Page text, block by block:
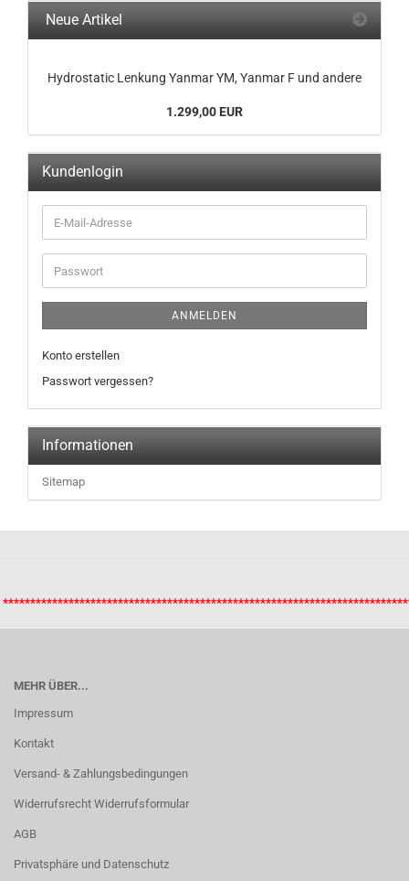
Neue Artikel
Hydrostatic Lenkung Yanmar YM, Yanmar F und andere
1.299,00 EUR
Kundenlogin
ANMELDEN
Konto erstellen
Passwort vergessen?
Informationen
Sitemap
MEHR ÜBER...
Impressum
Kontakt
Versand- & Zahlungsbedingungen
Widerrufsrecht Widerrufsformular
AGB
Privatsphäre und Datenschutz